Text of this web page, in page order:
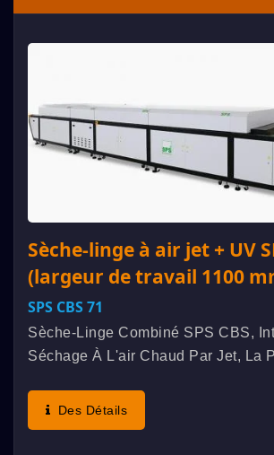
Sèche-linge à air jet + UV
(largeur de travail 1100
SPS CBS 71
Sèche-Linge Combiné SPS CBS,
Séchage À L'air Chaud Par Jet, La
Froid Par Jet Et Plusieurs Autres
Haute Efficacité....
Des Détails